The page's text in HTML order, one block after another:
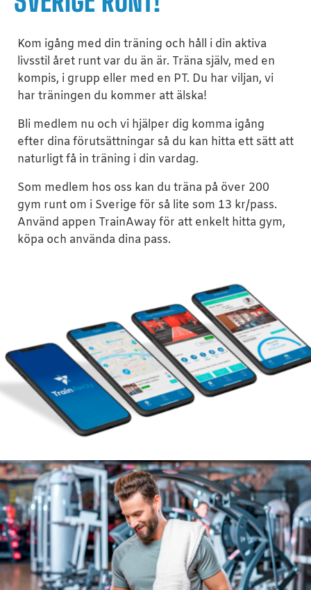
Kom igång med din träning och håll i din aktiva
livsstil året runt var du än är. Träna själv, med en
kompis, i grupp eller med en PT. Du har viljan, vi
har träningen du kommer att älska!
Bli medlem nu och vi hjälper dig komma igång
efter dina förutsättningar så du kan hitta ett sätt att
naturligt få in träning i din vardag.
Som medlem hos oss kan du träna på över 200
gym runt om i Sverige för så lite som 13 kr/pass.
Använd appen TrainAway för att enkelt hitta gym,
köpa och använda dina pass.